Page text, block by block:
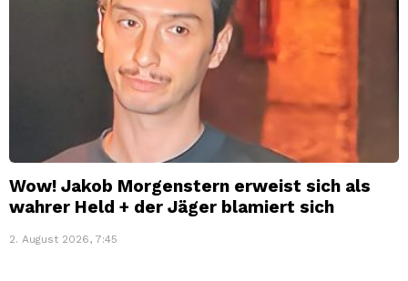
Wow! Jakob Morgenstern erweist sich als
wahrer Held + der Jäger blamiert sich
2. August 2026, 7:45